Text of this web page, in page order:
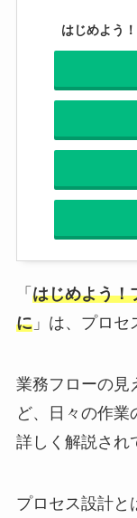
はじめよう
「 はじめよう！
に」は、プロセ
業務フローの見
ど、日々の作業
詳しく解説され
プロセス設計と